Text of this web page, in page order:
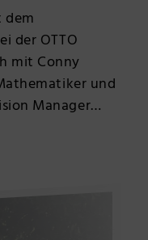
der OTTO
mit Conny
und
Manager…